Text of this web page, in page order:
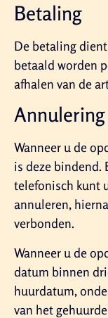
Betaling
De betaling
betaald worden
afhalen van de
Annulering
Wanneer u de
is deze bindend.
telefonisch kunt
annuleren,
verbonden.
Wanneer u de
datum binnen
huurdatum,
van het